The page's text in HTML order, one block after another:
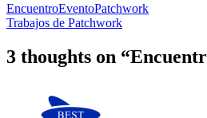
EncuentroEventoPatchwork
Navegación
de
entradas
Trabajos de Patchwork
3 thoughts on “